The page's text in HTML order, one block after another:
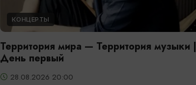
КОНЦЕРТЫ
Территория мира — Территория музыки |
День первый
28.08.2026 20:00